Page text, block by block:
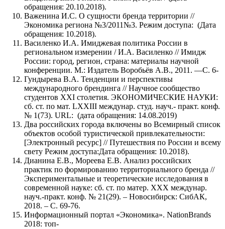
обращения: 20.10.2018).
Важенина И.С. О сущности бренда территории //
Экономика региона №3/2011№3. Режим доступа: (Дата
обращения: 10.2018).
Василенко И.А. Имиджевая политика России в
региональном измерении / И.А. Василенко // Имидж
России: город, регион, страна: материалы научной
конференции. М.: Издатель Воробьёв А.В., 2011. —С. 6-
Гундырева В.А. Тенденции и перспективы
международного брендинга // Научное сообщество
студентов XXI столетия. ЭКОНОМИЧЕСКИЕ НАУКИ:
сб. ст. по мат. LXXIII междунар. студ. науч.- практ. конф.
№ 1(73). URL: (дата обращения: 14.08.2019)
Два российских города включены во Всемирный список
объектов особой туристической привлекательности:
[Электронный ресурс] // Путешествия по России и всему
свету Режим доступа:Дата обращения: 10.2018).
Дианина Е.В., Мореева Е.В. Анализ российских
практик по формированию территориального бренда //
Экспериментальные и теоретические исследования в
современной науке: сб. ст. по матер. XXX междунар.
науч.-практ. конф. № 21(29). – Новосибирск: СибАК,
2018. – С. 69-76.
Информационный портал «Экономика». NationBrands
2018: топ-